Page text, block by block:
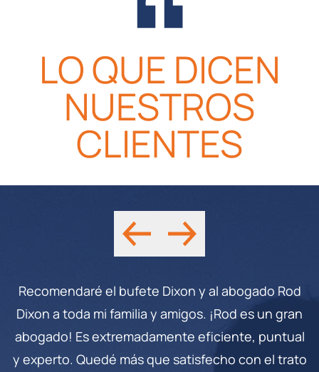
LO QUE DICEN
NUESTROS
CLIENTES
Recomendaré el bufete Dixon y al abogado Rod
Dixon a toda mi familia y amigos. ¡Rod es un gran
abogado! Es extremadamente eficiente, puntual
y experto. Quedé más que satisfecho con el trato